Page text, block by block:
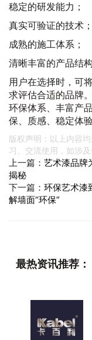
稳定的研发能力；
真实可验证的技术；
成熟的施工体系；
清晰丰富的产品结构
用户在选择时，可
求评估合适的品牌
环保体系、丰富产
保、质感、稳定体验
版权声明：以上内容
习、交流使用，如涉
上一篇： 艺术漆品牌
揭秘
下一篇： 环保艺术漆
解墙面“环保”
最热资讯推荐：